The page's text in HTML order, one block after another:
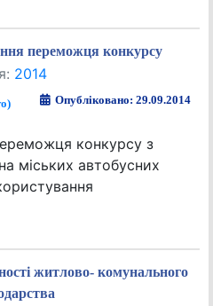
переможця конкурсу
2014
Опубліковано: 29.09.2014
конкурсу з
міських автобусних
житлово- комунального